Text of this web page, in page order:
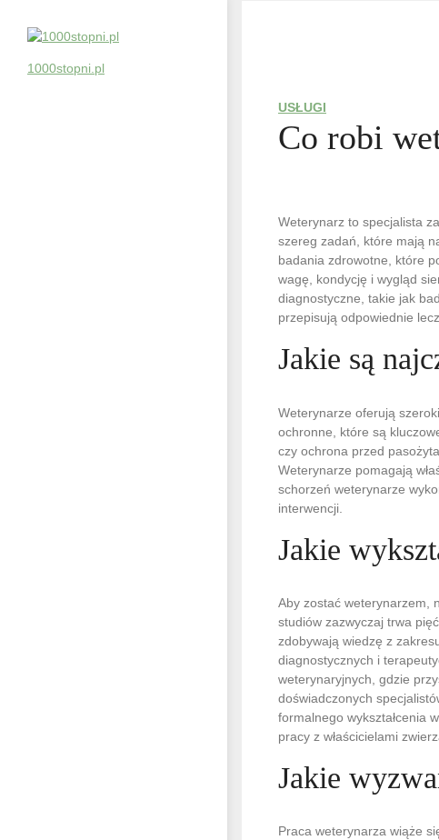
content
1000stopni.pl
USŁUGI
Co robi
Weterynarz to specjalista
szereg zadań, które mają
badania zdrowotne, które
wagę, kondycję i wygląd
diagnostyczne, takie jak
przepisują odpowiednie
Jakie są
Weterynarze oferują
ochronne, które są
czy ochrona przed
Weterynarze pomagają
schorzeń weterynarze
interwencji.
Jakie
Aby zostać weterynarzem,
studiów zazwyczaj trwa
zdobywają wiedzę z
diagnostycznych i
weterynaryjnych, gdzie
doświadczonych
formalnego wykształcenia
pracy z właścicielami
Jakie
Praca weterynarza wiąże